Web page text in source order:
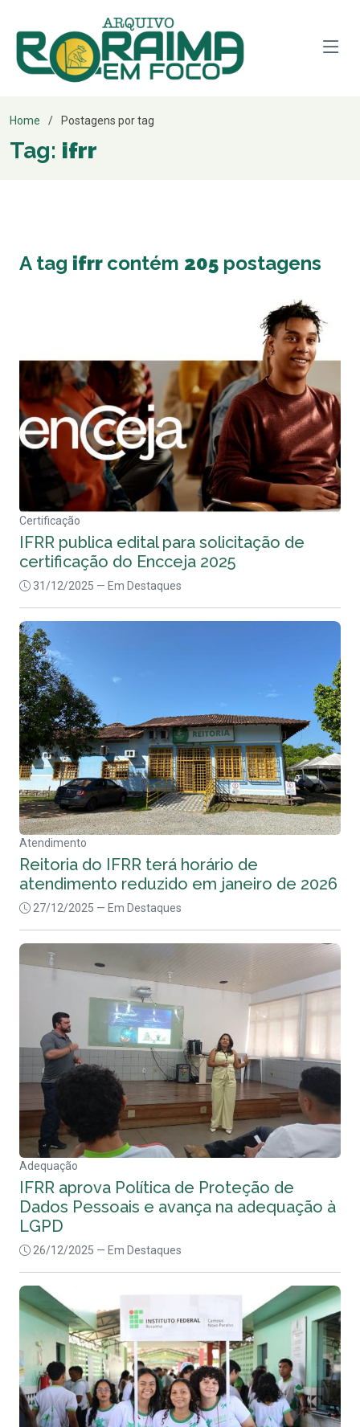
Home Postagens por tag
Tag: ifrr
A tag ifrr contém 205 postagens
Certificação
IFRR publica edital para solicitação de
certificação do Encceja 2025
31/12/2025 — Em Destaques
Atendimento
Reitoria do IFRR terá horário de
atendimento reduzido em janeiro de 2026
27/12/2025 — Em Destaques
Adequação
IFRR aprova Política de Proteção de
Dados Pessoais e avança na adequação à
LGPD
26/12/2025 — Em Destaques